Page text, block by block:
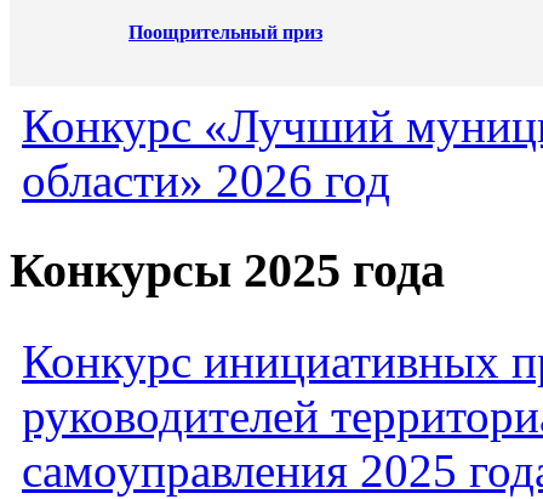
Поощрительный приз
Конкурс «Лучший
области» 2026 год
Конкурсы 2025 года
Конкурс инициативных
руководителей
самоуправления 2025